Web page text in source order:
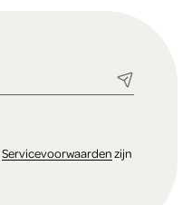
Servicevoorwaardenzijn